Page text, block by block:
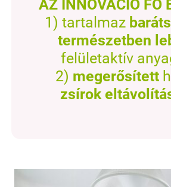
AZ INNOVÁCIÓ FŐ
1) tartalmaz
természetben
felületaktív
2) megerősített
zsírok